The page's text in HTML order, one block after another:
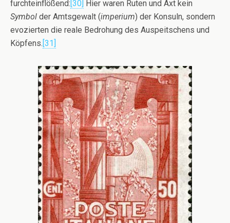
furchteinflößend: [30] Hier waren Ruten und Axt kein
Symbol der Amtsgewalt (imperium) der Konsuln, sondern
evozierten die reale Bedrohung des Auspeitschens und
Köpfens. [31]